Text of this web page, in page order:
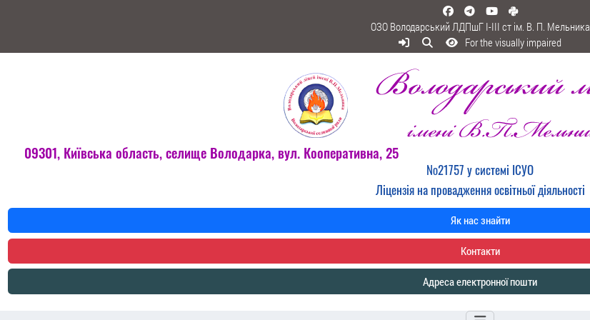
ОЗО Володарський ЛДПшГ I-III ст ім. В. П. Мельника
For the visually impaired
09301, Київська область, селище Володарка, вул. Кооперативна, 25
№21757 у системі ІСУО
Ліцензія на провадження освітньої діяльності
Як нас знайти
Контакти
Адреса електронної пошти